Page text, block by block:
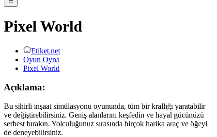
Pixel World
Etiket.net
Oyun Oyna
Pixel World
Açıklama:
Bu sihirli inşaat simülasyonu oyununda, tüm bir krallığı yaratabilir
ve değiştirebilirsiniz. Geniş alanlarını keşfedin ve hayal gücünüzü
serbest bırakın. Yolculuğunuz sırasında birçok harika araç ve öğeyi
de deneyebilirsiniz.